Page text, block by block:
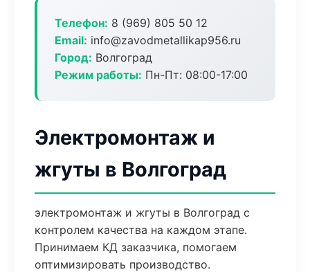
Телефон: 8 (969) 805 50 12
Email: info@zavodmetallikap956.ru
Город: Волгоград
Режим работы: Пн-Пт: 08:00-17:00
Электромонтаж и
жгуты в Волгоград
электромонтаж и жгуты в Волгоград с
контролем качества на каждом этапе.
Принимаем КД заказчика, помогаем
оптимизировать производство.